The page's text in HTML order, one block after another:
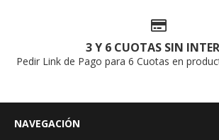
3 Y 6 CUOTAS SIN
Pedir Link de Pago para 6 Cuotas en
NAVEGACIÓN